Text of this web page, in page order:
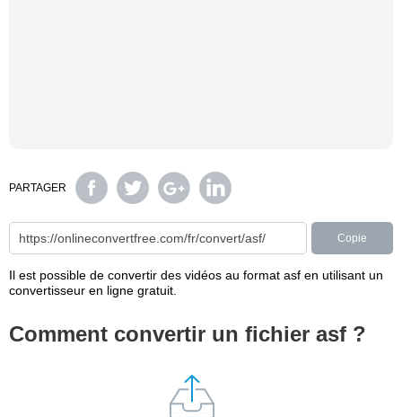
PARTAGER
Copie
Il est possible de convertir des vidéos au format asf en utilisant un
convertisseur en ligne gratuit.
Comment convertir un fichier asf ?